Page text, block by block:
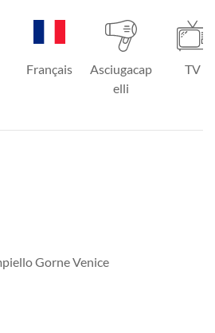
Français
Asciugacap
elli
TV